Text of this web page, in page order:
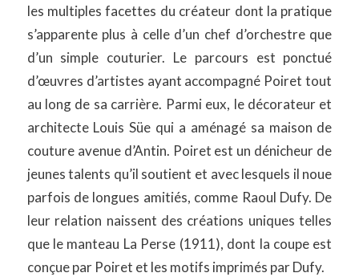
les multiples facettes du créateur dont la pratique
s’apparente plus à celle d’un chef d’orchestre que
d’un simple couturier. Le parcours est ponctué
d’œuvres d’artistes ayant accompagné Poiret tout
au long de sa carrière. Parmi eux, le décorateur et
architecte Louis Süe qui a aménagé sa maison de
couture avenue d’Antin. Poiret est un dénicheur de
jeunes talents qu’il soutient et avec lesquels il noue
parfois de longues amitiés, comme Raoul Dufy. De
leur relation naissent des créations uniques telles
que le manteau La Perse (1911), dont la coupe est
conçue par Poiret et les motifs imprimés par Dufy.